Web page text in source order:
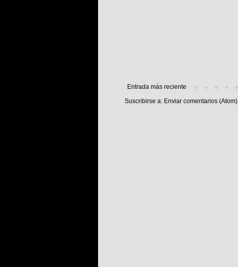
Entrada más reciente
Suscribirse a: Enviar comentarios (Atom)